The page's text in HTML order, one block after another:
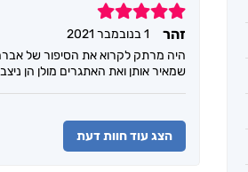
5
זהר
1 בנובמבר 2021
היה מרתק לקרוא את הסיפור של
שמאיר אותן ואת האתגרים מולן הן
הצג עוד חוות דעת